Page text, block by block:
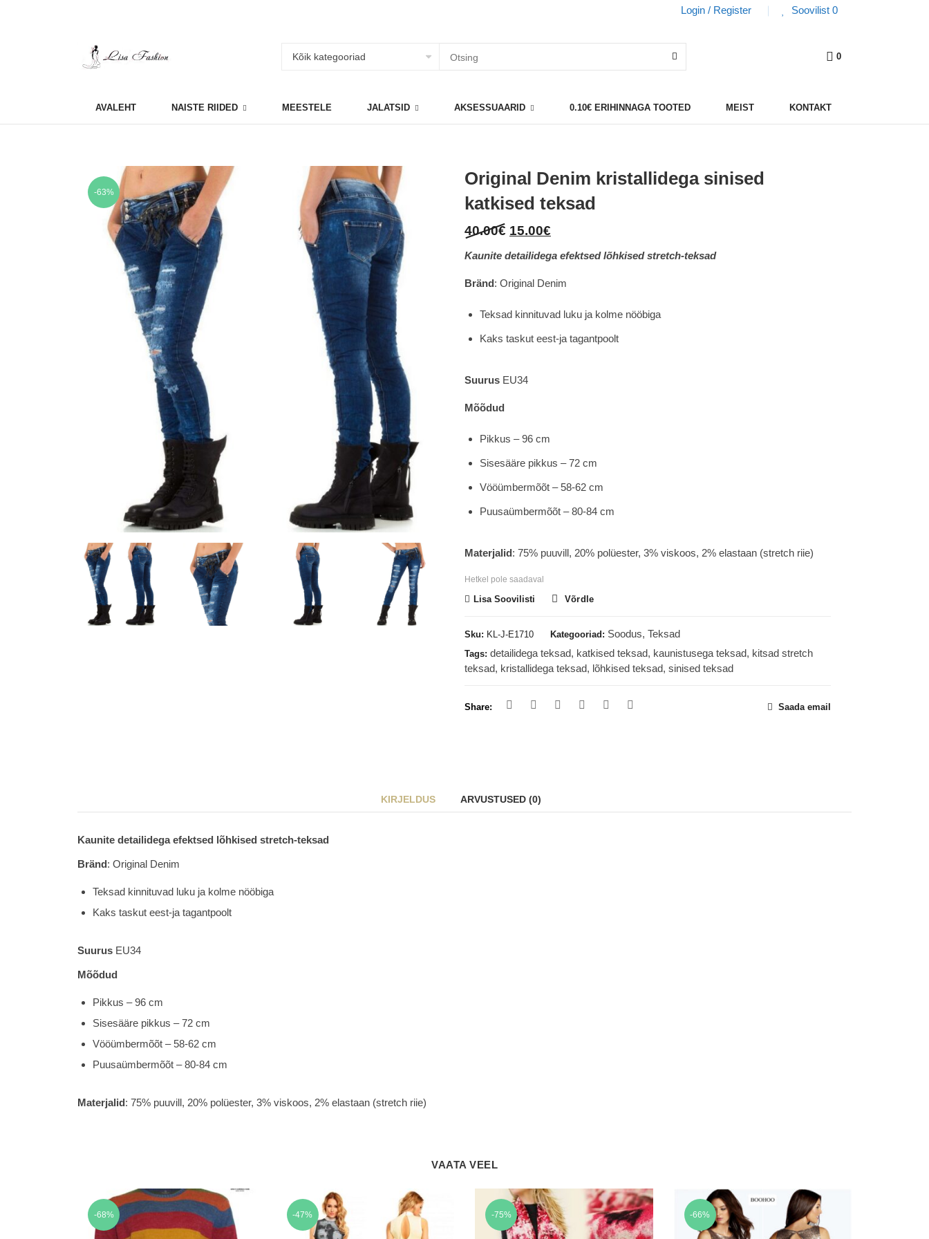
Login / Register Soovilist 0
0
AVALEHT NAISTE RIIDED MEESTELE JALATSID AKSESSUAARID 0.10€ ERIHINNAGA TOOTED MEIST KONTAKT
-63%
Original Denim kristallidega sinised
katkised teksad
40.00€ Original
40.00€.
15.00€
15.00€.
Kaunite detailidega efektsed lõhkised stretch-teksad
Bränd: Original Denim
Teksad kinnituvad luku ja kolme nööbiga
Kaks taskut eest-ja tagantpoolt
Suurus EU34
Mõõdud
Pikkus – 96 cm
Sisesääre pikkus – 72 cm
Vööümbermõõt – 58-62 cm
Puusaümbermõõt – 80-84 cm
Materjalid: 75% puuvill, 20% polüester, 3% viskoos, 2% elastaan (stretch riie)
Hetkel pole saadaval
Lisa Soovilisti Võrdle
Sku: KL-J-E1710 Kategooriad: Soodus, Teksad
Tags: detailidega teksad, katkised teksad, kaunistusega teksad, kitsad stretch
teksad, kristallidega teksad, lõhkised teksad, sinised teksad
Share: Saada email
KIRJELDUS ARVUSTUSED (0)
Kaunite detailidega efektsed lõhkised stretch-teksad
Bränd: Original Denim
Teksad kinnituvad luku ja kolme nööbiga
Kaks taskut eest-ja tagantpoolt
Suurus EU34
Mõõdud
Pikkus – 96 cm
Sisesääre pikkus – 72 cm
Vööümbermõõt – 58-62 cm
Puusaümbermõõt – 80-84 cm
Materjalid: 75% puuvill, 20% polüester, 3% viskoos, 2% elastaan (stretch riie)
VAATA VEEL
-68% -47% -75% -66%